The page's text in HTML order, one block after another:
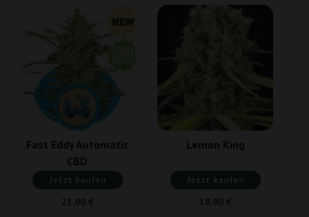
Fast Eddy Automatic
CBD
Jetzt kaufen
21,00 €
Lemon King
Jetzt kaufen
18,90 €